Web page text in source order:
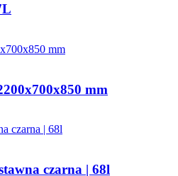
mm
czarna | 68l